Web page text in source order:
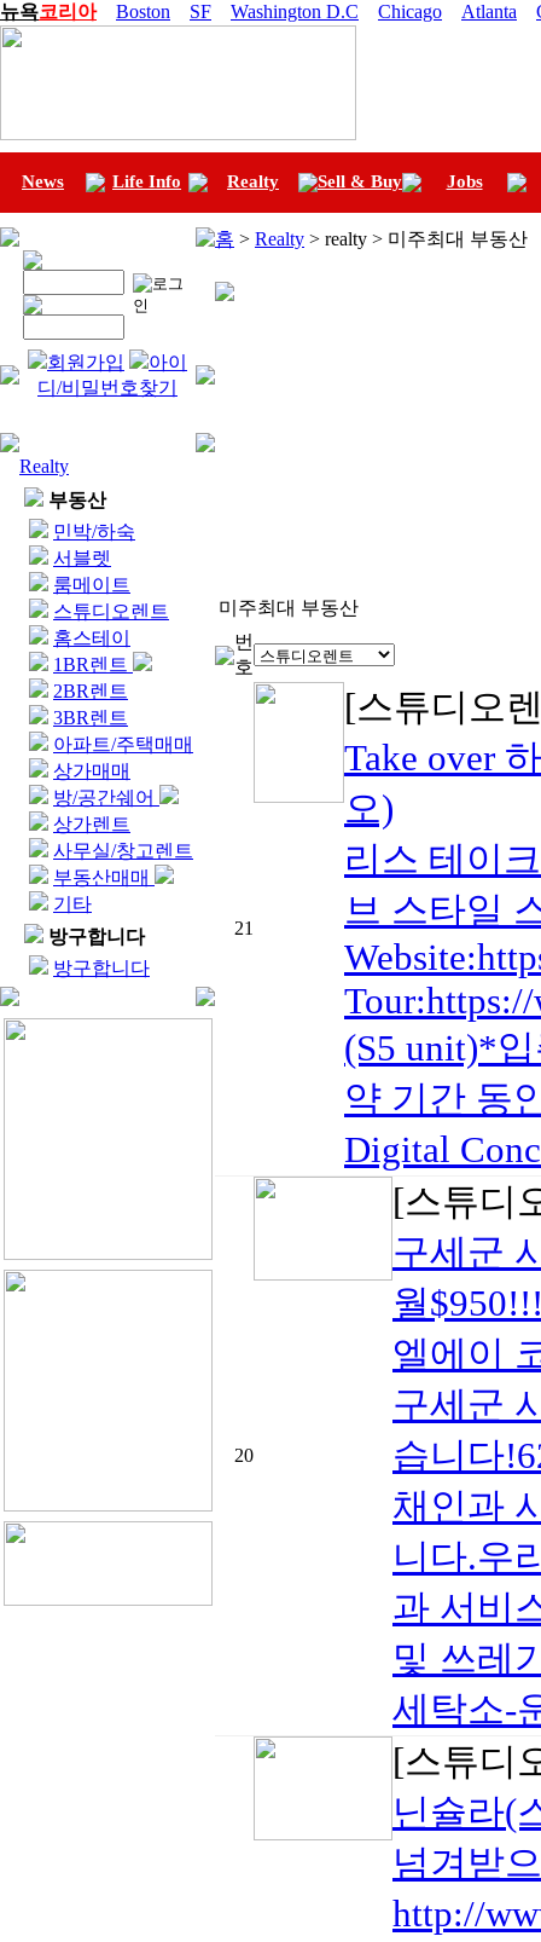
뉴욕코리아 Boston SF Washington D.C Chicago Atlanta
News Life Info Realty Sell & Buy Jobs
회원가입
아이
디/비밀번호찾기
Realty
부동산
민박/하숙
서블렛
룸메이트
스튜디오렌트
홈스테이
1BR렌트
2BR렌트
3BR렌트
아파트/주택매매
상가매매
방/공간쉐어
상가렌트
사무실/창고렌트
부동산매매
기타
방구합니다
방구합니다
홈 > Realty > realty > 미주최대 부동산
미주최대 부동산
번
호
21
[스튜디오
Take over
오)
리스 테이
브 스타일
(S5 unit)*
약 기간 동
Digital
20
[스튜디
구세군
월
엘에이
구세군
습니다
채인과
니다.우
과 서비
및 쓰레
세탁소-
[스튜디
닌슐라(
넘겨받
http://